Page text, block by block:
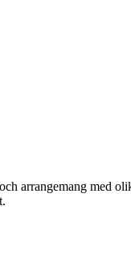
arrangemang med